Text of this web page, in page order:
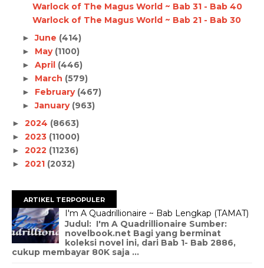
Warlock of The Magus World ~ Bab 31 - Bab 40
Warlock of The Magus World ~ Bab 21 - Bab 30
►June (414)
► May (1100)
► April (446)
► March (579)
► February (467)
►January (963)
► 2024 (8663)
► 2023 (11000)
► 2022 (11236)
► 2021 (2032)
ARTIKEL TERPOPULER
I'm A Quadrillionaire ~ Bab Lengkap (TAMAT)
Judul: I'm A Quadrillionaire Sumber:
novelbook.net Bagi yang berminat
koleksi novel ini, dari Bab 1- Bab 2886,
cukup membayar 80K saja ...